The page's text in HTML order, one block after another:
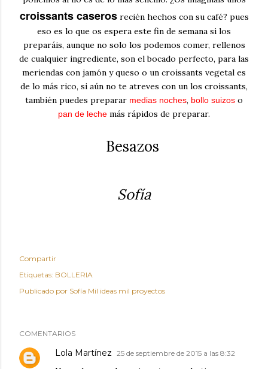
croissants caseros recién hechos con su café? pues
eso es lo que os espera este fin de semana si los
preparáis, aunque no solo los podemos comer, rellenos
de cualquier ingrediente, son el bocado perfecto, para las
meriendas con jamón y queso o un croissants vegetal es
de lo más rico, si aún no te atreves con un los croissants,
también puedes preparar medias noches, bollo suizos o
pan de leche más rápidos de preparar.
Besazos
Sofía
Compartir
Etiquetas: BOLLERIA
Publicado por Sofía Mil ideas mil proyectos
COMENTARIOS
Lola Martínez 25 de septiembre de 2015 a las 8:32